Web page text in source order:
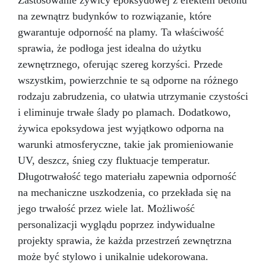
opakowania, aby uniknąć zanieczyszczeń. FAQ
Czy nadaje się do lakierowanego parkietu? Tak,
należy tylko lekko przeszlifować powierzchnię.
Czy można stosować na zewnątrz? Tak, dzięki
wysokiej odporności na UV i warunki
atmosferyczne. Czy potrzebny jest podkład?
Nie, wystarczy czysta i sucha powierzchnia.
epoksydowa. Niska wrażliwość na wilgoć
pozwala na pracę w każdych warunkach
atmosferycznych. Idealna do każdego typu
podłóg: – garażowe podłogi epoksydowe –
fabryczne podłogi epoksydowe – domowe
podłogi epoksydowe 3D – kwasoodporne
podłogi epoksydowe Zastosowanie: –
garażowe podłogi epoksydowe, fabryczne
podłogi epoksydowe, domowe podłogi
epoksydowe 3D, podłogi biurowe,
kwasoodporne podłogi epoksydowe; – dzieła
sztuki, tworzenie obiektów artystycznych
(obrazy, panele, itp.) techniką “fluid-art”; –
pokrycie powierzchni, przedmiotów i mebli, by
kolor nabrał głębi i blasku; – betonowe blaty
kuchenne; – tworzenie efektu 3D między innymi
na wydrukach, zdjęciach i obrazach; –
utrwalanie wypełniaczy (elementy dekoracyjne,
szkło, kamień, kwarc, itd.) – stworzenie idealnie
przezroczystej warstwy ochronnej na Twoich
projektach.
na zewnątrz budynków to rozwiązanie, które
gwarantuje odporność na plamy. Ta właściwość
sprawia, że podłoga jest idealna do użytku
zewnętrznego, oferując szereg korzyści. Przede
wszystkim, powierzchnie te są odporne na różnego
rodzaju zabrudzenia, co ułatwia utrzymanie czystości
i eliminuje trwałe ślady po plamach. Dodatkowo,
żywica epoksydowa jest wyjątkowo odporna na
warunki atmosferyczne, takie jak promieniowanie
UV, deszcz, śnieg czy fluktuacje temperatur.
Długotrwałość tego materiału zapewnia odporność
na mechaniczne uszkodzenia, co przekłada się na
jego trwałość przez wiele lat. Możliwość
personalizacji wyglądu poprzez indywidualne
projekty sprawia, że każda przestrzeń zewnętrzna
może być stylowo i unikalnie udekorowana.